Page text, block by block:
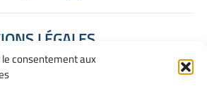
le consentement aux
LÉGALES